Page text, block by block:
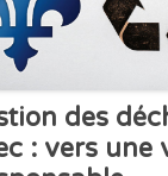
des
: vers une